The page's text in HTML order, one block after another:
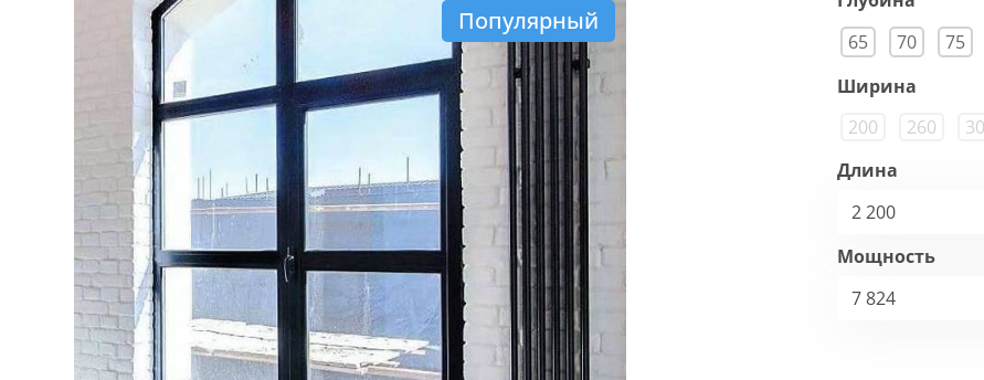
Популярный
65
70 75
Ширина
200
260
Длина
2 200
Мощность
7 824